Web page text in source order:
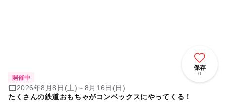
保存
0
開催中
2026年8月8日(土)～8月16日(日)
たくさんの鉄道おもちゃがコンベックスにやってくる！